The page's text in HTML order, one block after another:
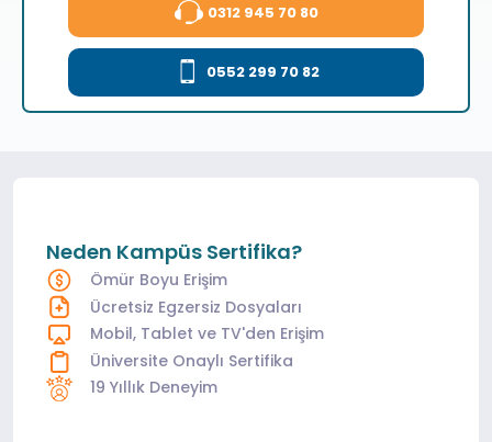
0312 945 70 80
0552 299 70 82
Neden Kampüs Sertifika?
Ömür Boyu Erişim
Ücretsiz Egzersiz Dosyaları
Mobil, Tablet ve TV'den Erişim
Üniversite Onaylı Sertifika
19 Yıllık Deneyim